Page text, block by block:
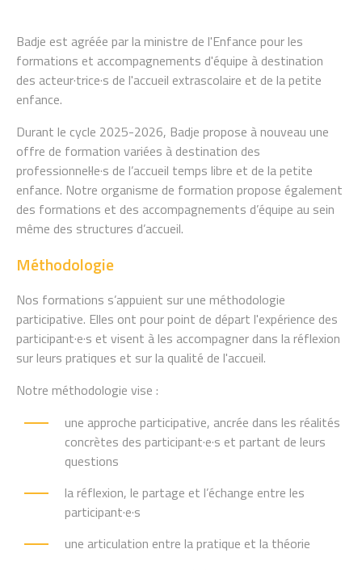
Badje est agréée par la ministre de l'Enfance pour les
formations et accompagnements d'équipe à destination
des acteur·trice·s de l'accueil extrascolaire et de la petite
enfance.
Durant le cycle 2025-2026, Badje propose à nouveau une
offre de formation variées à destination des
professionnel·le·s de l’accueil temps libre et de la petite
enfance. Notre organisme de formation propose également
des formations et des accompagnements d’équipe au sein
même des structures d’accueil.
Méthodologie
Nos formations s’appuient sur une méthodologie
participative. Elles ont pour point de départ l'expérience des
participant·e·s et visent à les accompagner dans la réflexion
sur leurs pratiques et sur la qualité de l'accueil.
Notre méthodologie vise :
une approche participative, ancrée dans les réalités
concrètes des participant·e·s et partant de leurs
questions
la réflexion, le partage et l’échange entre les
participant·e·s
une articulation entre la pratique et la théorie